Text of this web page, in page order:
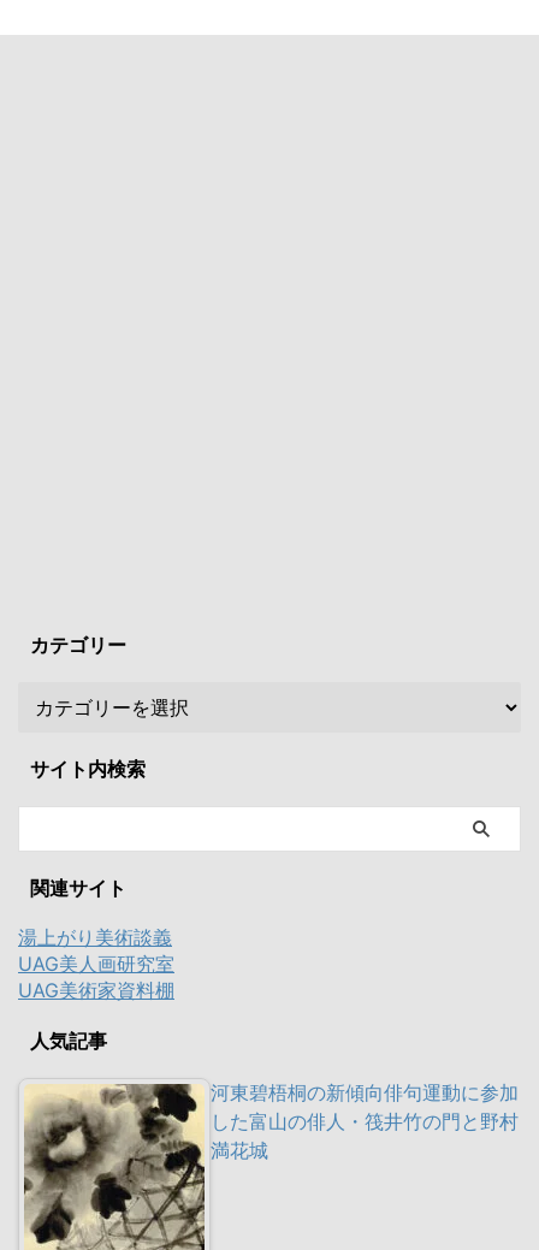
カテゴリー
サイト内検索
関連サイト
湯上がり美術談義
UAG美人画研究室
UAG美術家資料棚
人気記事
河東碧梧桐の新傾向俳句運動に参加
した富山の俳人・筏井竹の門と野村
満花城